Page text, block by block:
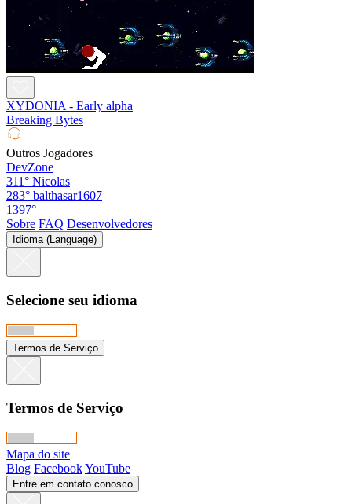
XYDONIA - Early alpha
Breaking Bytes
Outros Jogadores
DevZone
311° Nicolas
283° balthasar1607
1397°
Sobre FAQ Desenvolvedores
Idioma (Language)
Selecione seu idioma
Termos de Serviço
Termos de Serviço
Mapa do site
Blog FacebookYouTube
Entre em contato conosco